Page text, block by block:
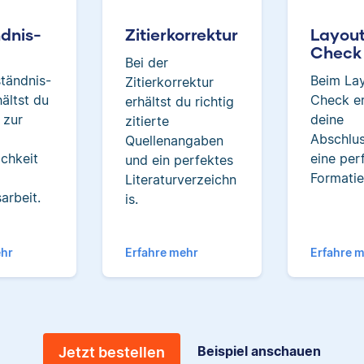
du
zur
Zitierkorrektur
Bei der
Zitierkorrektur
erhältst du richtig
zitierte
Quellenangaben
und ein perfektes
Literaturverzeichn
is.
Erfahre mehr
Check
Beim
Check
deine
eine
Erfahre
Jetzt bestellen Beispiel anschauen
Verbesserung ihrer Texte
zu können.
Albert
Albert hat Deutsch und